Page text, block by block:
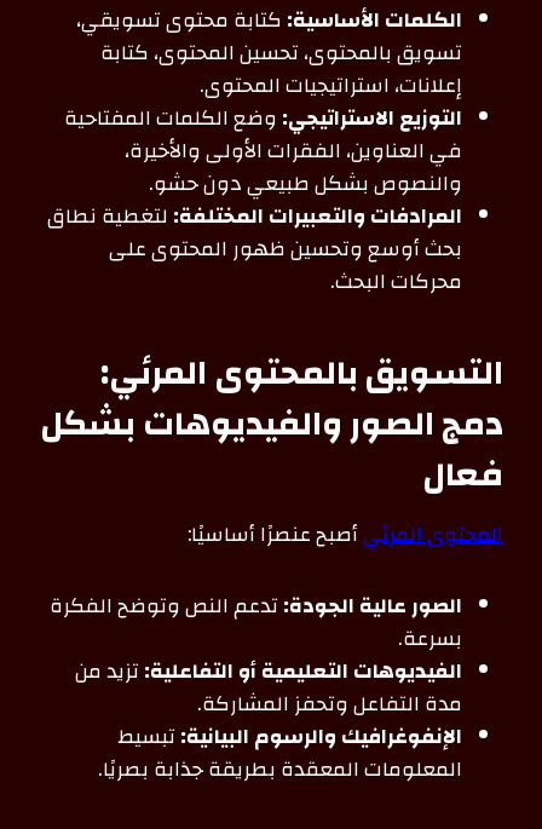
الكلمات الأساسية:كتابة محتوى تسويقي،
تسويق بالمحتوى، تحسين المحتوى، كتابة
إعلانات، استراتيجيات المحتوى.
التوزيع الاستراتيجي:وضع الكلمات المفتاحية
في العناوين، الفقرات الأولى والأخيرة،
والنصوص بشكل طبيعي دون حشو.
المرادفات والتعبيرات المختلفة:لتغطية نطاق
بحث أوسع وتحسين ظهور المحتوى على
محركات البحث.
التسويق بالمحتوى المرئي:
دمج الصور والفيديوهات بشكل
فعال
المحتوى المرئيأصبح عنصرًا أساسيًا:
الصور عالية الجودة:تدعم النص وتوضح الفكرة
بسرعة.
الفيديوهات التعليمية أو التفاعلية:تزيد من
مدة التفاعل وتحفز المشاركة.
الإنفوغرافيك والرسوم البيانية:تبسيط
المعلومات المعقدة بطريقة جذابة بصريًا.